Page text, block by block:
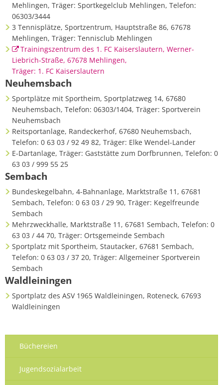
Mehlingen, Träger: Sportkegelclub Mehlingen, Telefon:
06303/3444
3 Tennisplätze, Sportzentrum, Hauptstraße 86, 67678
Mehlingen, Träger: Tennisclub Mehlingen
Trainingszentrum des 1. FC Kaiserslautern, Werner-
Liebrich-Straße, 67678 Mehlingen,
Träger: 1. FC Kaiserslautern
Neuhemsbach
Sportplätze mit Sportheim, Sportplatzweg 14, 67680
Neuhemsbach, Telefon: 06303/1404, Träger: Sportverein
Neuhemsbach
Reitsportanlage, Randeckerhof, 67680 Neuhemsbach,
Telefon: 0 63 03 / 92 49 82, Träger: Elke Wendel-Lander
E-Dartanlage, Träger: Gaststätte zum Dorfbrunnen, Telefon: 0
63 03 / 999 55 25
Sembach
Bundeskegelbahn, 4-Bahnanlage, Marktstraße 11, 67681
Sembach, Telefon: 0 63 03 / 29 90, Träger: Kegelfreunde
Sembach
Mehrzweckhalle, Marktstraße 11, 67681 Sembach, Telefon: 0
63 03 / 44 70, Träger: Ortsgemeinde Sembach
Sportplatz mit Sportheim, Stautacker, 67681 Sembach,
Telefon: 0 63 03 / 37 20, Träger: Allgemeiner Sportverein
Sembach
Waldleiningen
Sportplatz des ASV 1965 Waldleiningen, Roteneck, 67693
Waldleiningen
Büchereien
Jugendsozialarbeit